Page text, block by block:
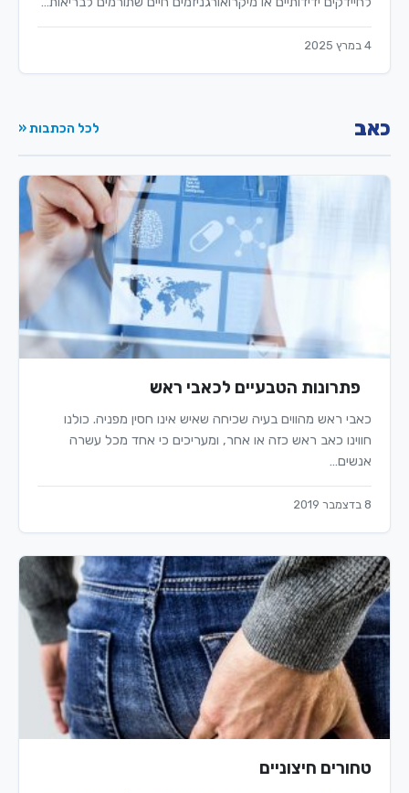
4 במרץ 2025
כאב לכל הכתבות «
פתרונות הטבעיים לכאבי ראש
כאבי ראש מהווים בעיה שכיחה שאיש אינו חסין מפניה. כולנו
חווינו כאב ראש כזה או אחר, ומעריכים כי אחד מכל עשרה
אנשים…
8 בדצמבר 2019
טחורים חיצוניים